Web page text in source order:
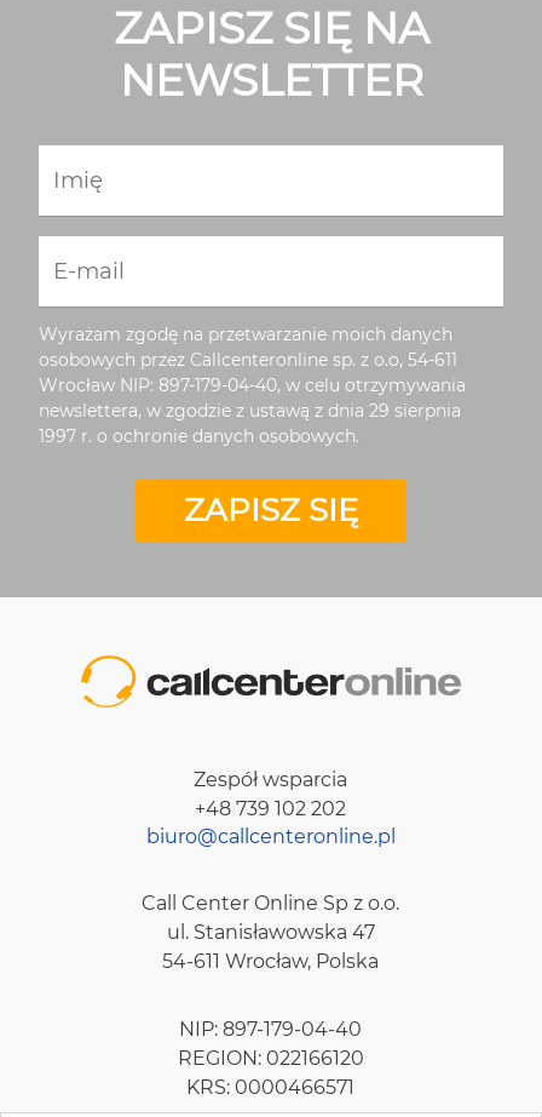
ZAPISZ SIĘ NA
NEWSLETTER
Imię
E-mail
Wyrażam zgodę na przetwarzanie moich danych
osobowych przez Callcenteronline sp. z o.o, 54-611
Wrocław NIP: 897-179-04-40, w celu otrzymywania
newslettera, w zgodzie z ustawą z dnia 29 sierpnia
1997 r. o ochronie danych osobowych.
ZAPISZ SIĘ
Zespół wsparcia
+48 739 102 202
biuro@callcenteronline.pl
Call Center Online Sp z o.o.
ul. Stanisławowska 47
54-611 Wrocław, Polska
NIP: 897-179-04-40
REGION: 022166120
KRS: 0000466571